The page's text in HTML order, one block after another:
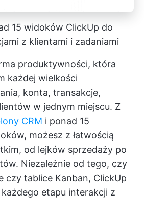
15 widoków ClickUp do
z klientami i zadaniami
produktywności, która
każdej wielkości
konta, transakcje,
w jednym miejscu. Z
CRM i ponad 15
możesz z łatwością
od lejków sprzedaży po
Niezależnie od tego, czy
czy tablice Kanban, ClickUp
każdego etapu interakcji z